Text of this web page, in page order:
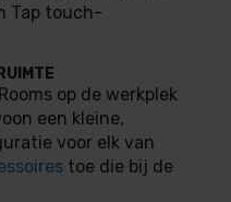
Tap touch-
op de werkplek
een kleine,
voor elk van
toe die bij de